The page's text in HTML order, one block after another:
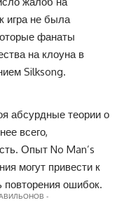
игра не была
фанаты
на клоуна в
Silksong.
абсурдные теории о
всего,
Опыт No Man’s
могут привести к
повторения ошибок.
-